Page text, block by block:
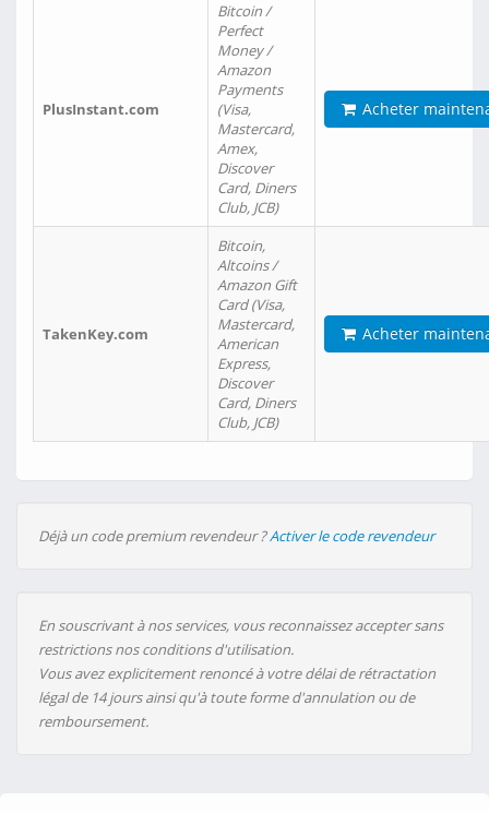
PlusInstant.com
Bitcoin /
Perfect
Money /
Amazon
Payments
(Visa,
Mastercard,
Amex,
Discover
Card, Diners
Club, JCB)
Acheter
TakenKey.com
Bitcoin,
Altcoins /
Amazon Gift
Card (Visa,
Mastercard,
American
Express,
Discover
Card, Diners
Club, JCB)
Acheter
Déjà un code premium revendeur ?Activer le code revendeur
En souscrivant à nos services, vous reconnaissez accepter sans
restrictions nos conditions d'utilisation.
Vous avez explicitement renoncé à votre délai de rétractation
légal de 14 jours ainsi qu'à toute forme d'annulation ou de
remboursement.